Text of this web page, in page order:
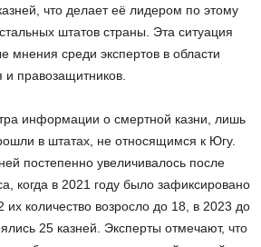
что делает её лидером по этому
штатов страны. Эта ситуация
мнения среди экспертов в области
и правозащитников.
информации о смертной казни, лишь
в штатах, не относящимся к Югу.
постепенно увеличивалось после
когда в 2021 году было зафиксировано
их количество возросло до 18, в 2023 до
25 казней. Эксперты отмечают, что